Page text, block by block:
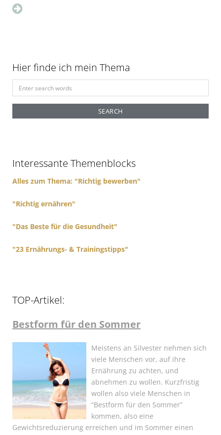
Hier finde ich mein Thema
e
r
o
Interessante Themenblocks
Alles zum Thema: "Richtig bewerben"
"Richtig ernähren"
"Das Beste für die Gesundheit"
"23 Ernährungs- & Trainingstipps"
TOP-Artikel:
Bestform für den Sommer
Meistens an Silvester nehmen sich
viele Menschen vor, auf ihre
Ernährung zu achten, und
abnehmen zu wollen. Kurzfristig
wollen also viele Menschen in
“Bestform für den Sommer”
kommen, also eine
Gewichtsreduzierung erreichen und im Sommer einen